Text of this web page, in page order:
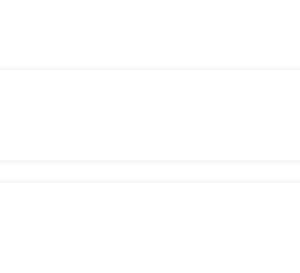
sans complications.
du marché.
des plateformes et des dApps.